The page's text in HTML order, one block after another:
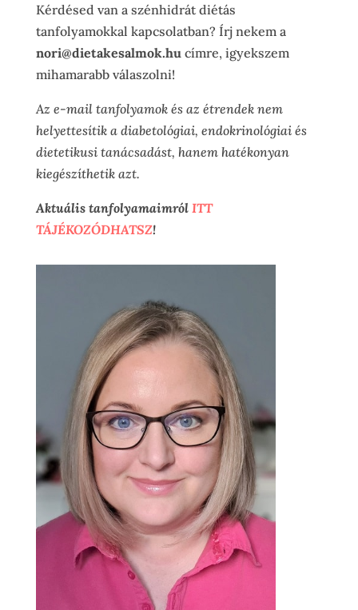
Kérdésed van a szénhidrát diétás
tanfolyamokkal kapcsolatban? Írj nekem a
nori@dietakesalmok.hu címre, igyekszem
mihamarabb válaszolni!
Az e-mail tanfolyamok és az étrendek nem
helyettesítik a diabetológiai, endokrinológiai és
dietetikusi tanácsadást, hanem hatékonyan
kiegészíthetik azt.
Aktuális tanfolyamaimról ITT
TÁJÉKOZÓDHATSZ!